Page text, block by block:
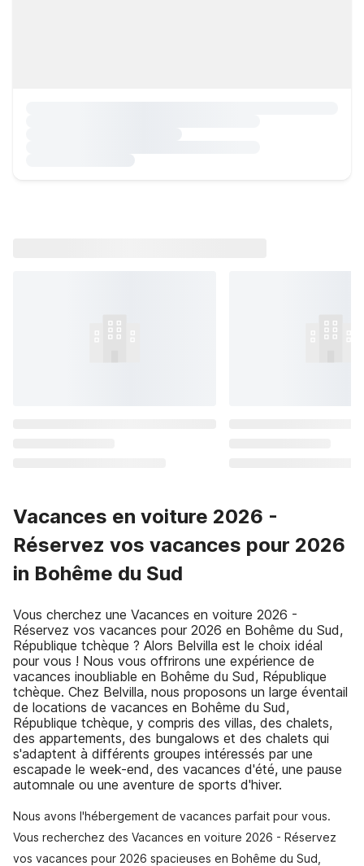
Vacances en voiture 2026 -
Réservez vos vacances pour 2026
in Bohême du Sud
Vous cherchez une Vacances en voiture 2026 -
Réservez vos vacances pour 2026 en Bohême du Sud,
République tchèque ? Alors Belvilla est le choix idéal
pour vous ! Nous vous offrirons une expérience de
vacances inoubliable en Bohême du Sud, République
tchèque. Chez Belvilla, nous proposons un large éventail
de locations de vacances en Bohême du Sud,
République tchèque, y compris des villas, des chalets,
des appartements, des bungalows et des chalets qui
s'adaptent à différents groupes intéressés par une
escapade le week-end, des vacances d'été, une pause
automnale ou une aventure de sports d'hiver.
Nous avons l'hébergement de vacances parfait pour vous.
Vous recherchez des Vacances en voiture 2026 - Réservez
vos vacances pour 2026 spacieuses en Bohême du Sud,